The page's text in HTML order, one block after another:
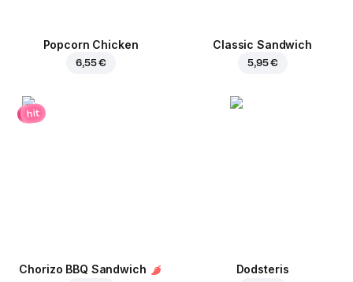
Popcorn Chicken
6,55 €
Classic Sandwich
5,95 €
hit
Chorizo BBQ Sandwich Dodsteris